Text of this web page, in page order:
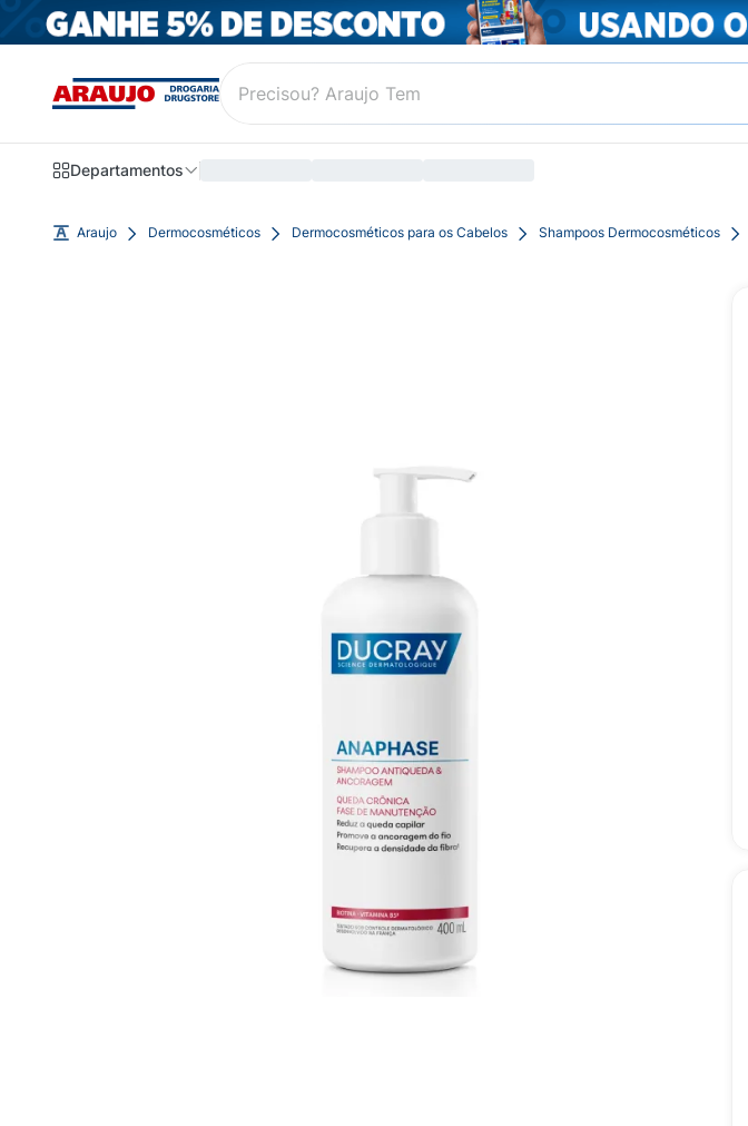
Departamentos
Araujo Dermocosméticos Dermocosméticos para os Cabelos Shampoos Dermocosméticos